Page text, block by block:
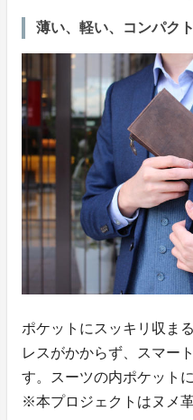
薄い、軽い、コンパクト
ポケットにスッキリ収ま
レスがかからず、スマー
す。スーツの内ポケット
※本プロジェクトはヌメ